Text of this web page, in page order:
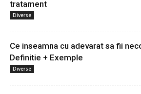
tratament
Diverse
Ce inseamna cu adevarat sa fii
Definitie + Exemple
Diverse